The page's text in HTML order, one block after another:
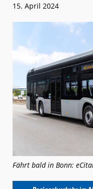
15. April 2024
Fährt bald in Bonn: